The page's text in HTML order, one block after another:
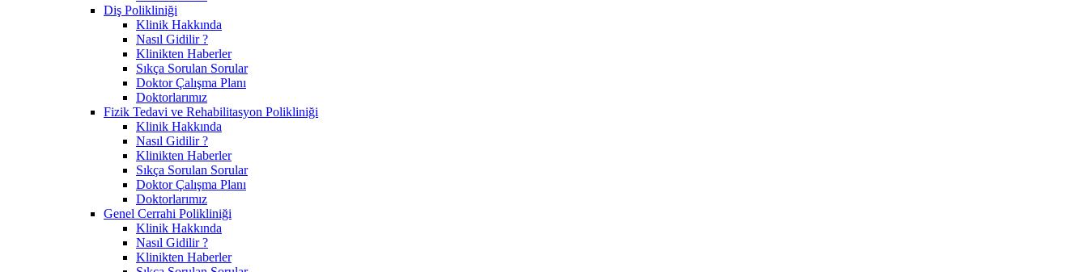
Diş Polikliniği
Klinik Hakkında
Nasıl Gidilir ?
Klinikten Haberler
Sıkça Sorulan Sorular
Doktor Çalışma Planı
Doktorlarımız
Fizik Tedavi ve Rehabilitasyon Polikliniği
Klinik Hakkında
Nasıl Gidilir ?
Klinikten Haberler
Sıkça Sorulan Sorular
Doktor Çalışma Planı
Doktorlarımız
Genel Cerrahi Polikliniği
Klinik Hakkında
Nasıl Gidilir ?
Klinikten Haberler